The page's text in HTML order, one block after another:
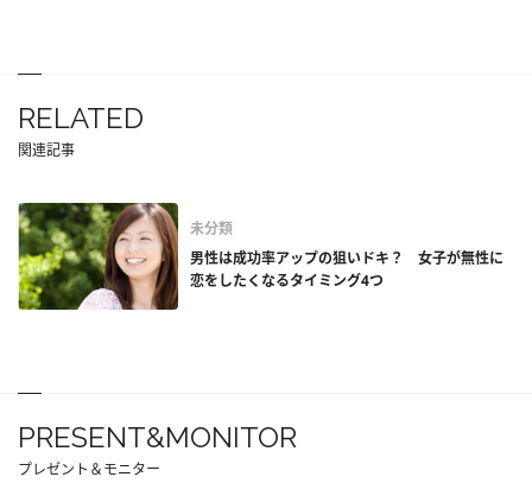
RELATED
関連記事
未分類
男性は成功率アップの狙いドキ？ 女子が無性に
恋をしたくなるタイミング4つ
PRESENT&MONITOR
プレゼント＆モニター